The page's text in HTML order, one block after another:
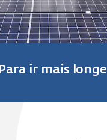
Para ir mais longe